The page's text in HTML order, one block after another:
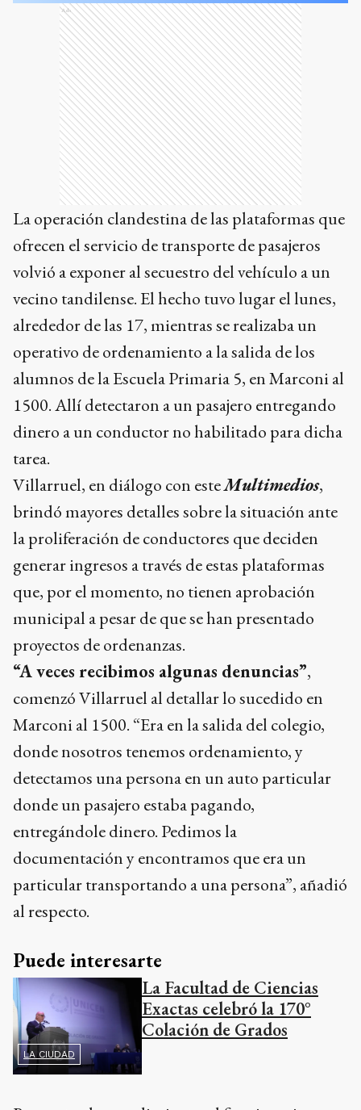
Ads
La operación clandestina de las plataformas que
ofrecen el servicio de transporte de pasajeros
volvió a exponer al secuestro del vehículo a un
vecino tandilense. El hecho tuvo lugar el lunes,
alrededor de las 17, mientras se realizaba un
operativo de ordenamiento a la salida de los
alumnos de la Escuela Primaria 5, en Marconi al
1500. Allí detectaron a un pasajero entregando
dinero a un conductor no habilitado para dicha
tarea.
Villarruel, en diálogo con esteMultimedios,
brindó mayores detalles sobre la situación ante
la proliferación de conductores que deciden
generar ingresos a través de estas plataformas
que, por el momento, no tienen aprobación
municipal a pesar de que se han presentado
proyectos de ordenanzas.
“A veces recibimos algunas denuncias”,
comenzó Villarruel al detallar lo sucedido en
Marconi al 1500. “Era en la salida del colegio,
donde nosotros tenemos ordenamiento, y
detectamos una persona en un auto particular
donde un pasajero estaba pagando,
entregándole dinero. Pedimos la
documentación y encontramos que era un
particular transportando a una persona”, añadió
al respecto.
Puede interesarte
LA CIUDAD
La Facultad de Ciencias
Exactas celebró la 170°
Colación de Grados